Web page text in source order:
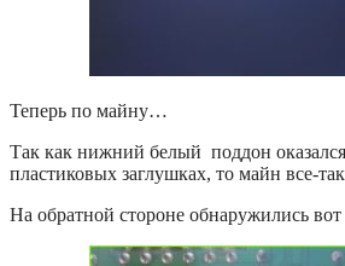
Теперь по майну…
Так как нижний белый поддон оказался
пластиковых заглушках, то майн все-
На обратной стороне обнаружились